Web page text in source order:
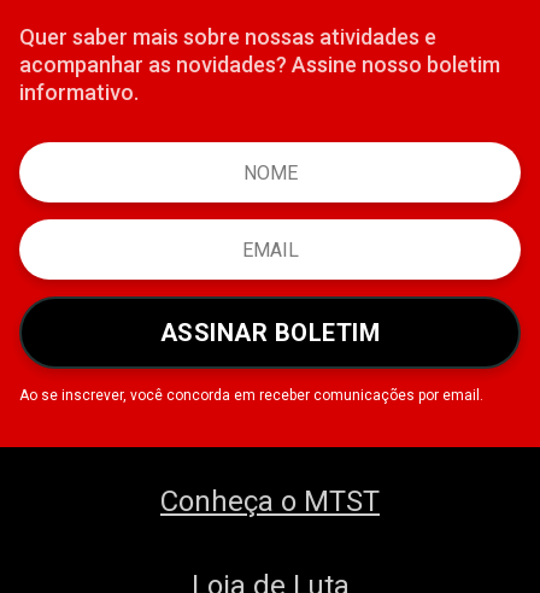
Quer saber mais sobre nossas atividades e
acompanhar as novidades? Assine nosso boletim
informativo.
ASSINAR BOLETIM
Ao se inscrever, você concorda em receber comunicações por email.
Conheça o MTST
Loja de Luta